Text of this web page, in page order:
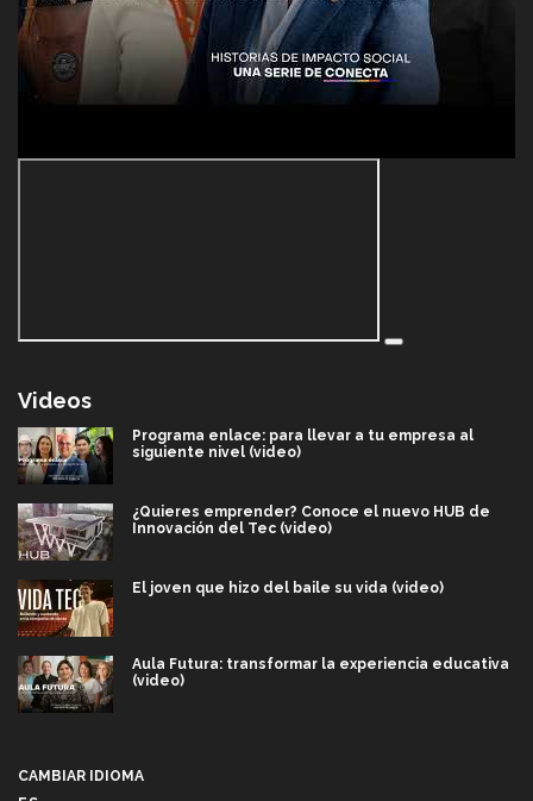
Videos
Programa enlace: para llevar a tu empresa al
siguiente nivel (video)
¿Quieres emprender? Conoce el nuevo HUB de
Innovación del Tec (video)
El joven que hizo del baile su vida (video)
Aula Futura: transformar la experiencia educativa
(video)
CAMBIAR IDIOMA